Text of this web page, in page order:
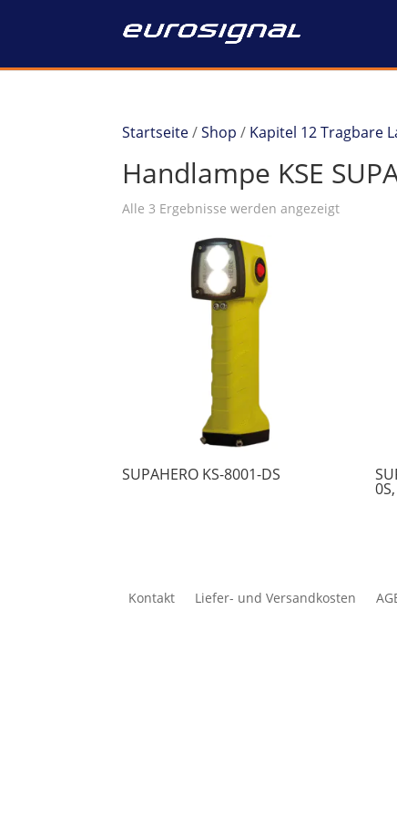
Startseite/Shop / Kapitel 12 Tragbare
Handlampe KSE
Alle 3 Ergebnisse werden angezeigt
SUPAHERO KS-8001-DS
0S,
Kontakt Liefer- und Versandkosten